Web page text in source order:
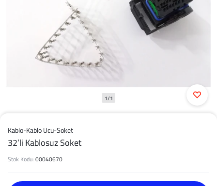
1/1
Kablo-Kablo Ucu-Soket
32’li Kablosuz Soket
Stok Kodu: 00040670